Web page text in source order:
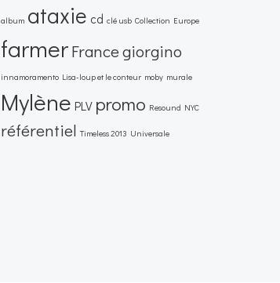
album ataxie cd clé usb Collection Europe
farmerFrancegiorgino
innamoramento Lisa-loup et le conteur moby murale
Mylène PLV promo Resound NYC
référentiel Timeless 2013 Universale